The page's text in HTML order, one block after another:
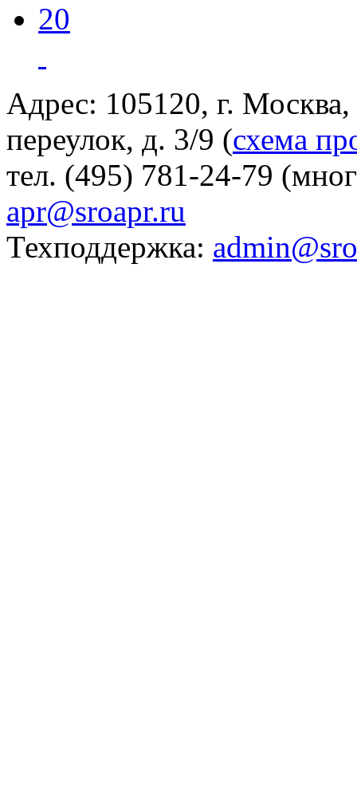
20
Адрес: 105120, г.
переулок, д. 3/9 (схема
тел. (495) 781-24-79
apr@sroapr.ru
Техподдержка: